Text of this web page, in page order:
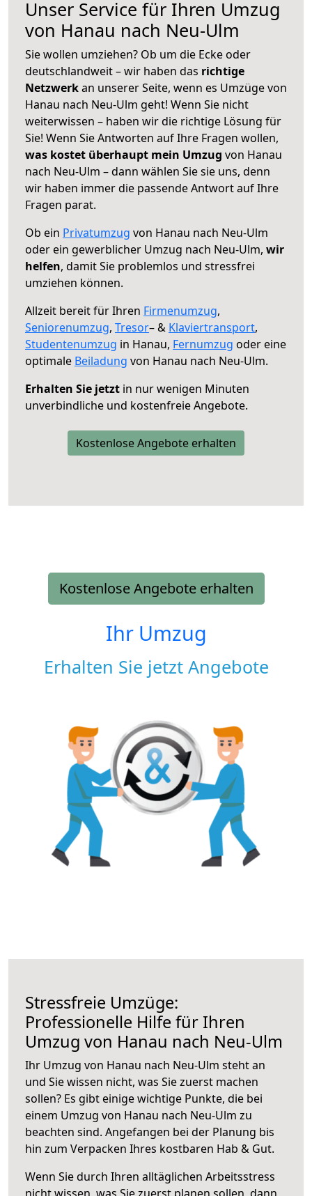
Unser Service für Ihren Umzug
von Hanau nach Neu-Ulm
Sie wollen umziehen? Ob um die Ecke oder
deutschlandweit – wir haben das richtige
Netzwerkan unserer Seite, wenn es Umzüge von
Hanau nach Neu-Ulm geht! Wenn Sie nicht
weiterwissen – haben wir die richtige Lösung für
Sie! Wenn Sie Antworten auf Ihre Fragen wollen,
was kostet überhaupt mein Umzug von Hanau
nach Neu-Ulm – dann wählen Sie sie uns, denn
wir haben immer die passende Antwort auf Ihre
Fragen parat.
Ob ein Privatumzug von Hanau nach Neu-Ulm
oder ein gewerblicher Umzug nach Neu-Ulm, wir
helfen, damit Sie problemlos und stressfrei
umziehen können.
Allzeit bereit für Ihren Firmenumzug,
Seniorenumzug, Tresor– & Klaviertransport,
Studentenumzug in Hanau, Fernumzug oder eine
optimale Beiladung von Hanau nach Neu-Ulm.
Erhalten Sie jetzt in nur wenigen Minuten
unverbindliche und kostenfreie Angebote.
Kostenlose Angebote erhalten
Kostenlose Angebote erhalten
Ihr Umzug
Erhalten Sie jetzt Angebote
Stressfreie Umzüge:
Professionelle Hilfe für Ihren
Umzug von Hanau nach Neu-Ulm
Ihr Umzug von Hanau nach Neu-Ulm steht an
und Sie wissen nicht, was Sie zuerst machen
sollen? Es gibt einige wichtige Punkte, die bei
einem Umzug von Hanau nach Neu-Ulm zu
beachten sind. Angefangen bei der Planung bis
hin zum Verpacken Ihres kostbaren Hab & Gut.
Wenn Sie durch Ihren alltäglichen Arbeitsstress